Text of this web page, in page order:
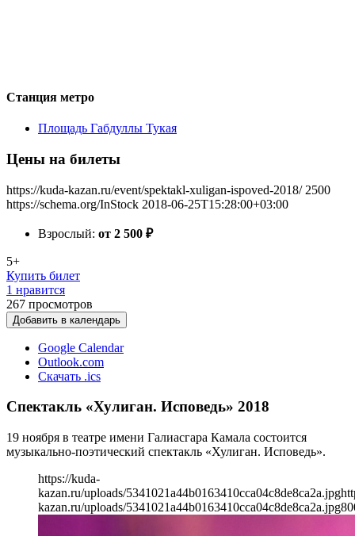
Станция метро
Площадь Габдуллы Тукая
Цены на билеты
https://kuda-kazan.ru/event/spektakl-xuligan-ispoved-2018/ 2500
https://schema.org/InStock 2018-06-25T15:28:00+03:00
Взрослый: от 2 500 ₽
5+
Купить билет
1 нравится
267 просмотров
Добавить в календарь
Google Calendar
Outlook.com
Скачать .ics
Спектакль «Хулиган. Исповедь» 2018
19 ноября в театре имени Галиасгара Камала состоится
музыкально-поэтический спектакль «Хулиган. Исповедь».
https://kuda-
kazan.ru/uploads/5341021a44b0163410cca04c8de8ca2a.jpg
kazan.ru/uploads/5341021a44b0163410cca04c8de8ca2a.jpg